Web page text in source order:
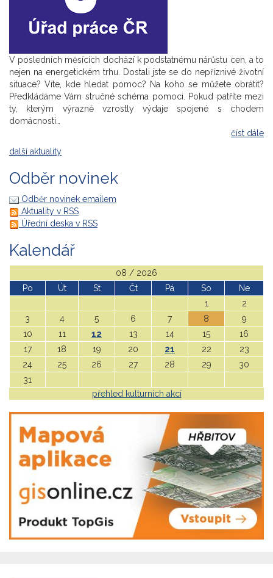
V posledních měsících dochází k podstatnému nárůstu cen, a to
nejen na energetickém trhu. Dostali jste se do nepříznivé životní
situace? Víte, kde hledat pomoc? Na koho se můžete obrátit?
Předkládáme Vám stručné schéma pomoci. Pokud patříte mezi
ty, kterým výrazně vzrostly výdaje spojené s chodem
domácnosti…
číst dále
další aktuality
Odběr novinek
Odběr novinek emailem
Aktuality v RSS
Úřední deska v RSS
Kalendář
08 / 2026
Po
Út St Čt Pá So
Ne
1
2
3
4 5 6 7 8
9
10
11 12 13 14 15
16
17
18 19 20 21 22
23
24
25 26 27 28 29
30
31
přehled kulturních akcí